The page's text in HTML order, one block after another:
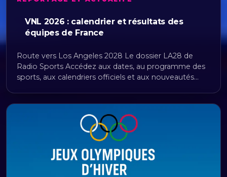
VNL 2026 : calendrier et résultats des
équipes de France
Route vers Los Angeles 2028 Le dossier LA28 de
Radio Sports Accédez aux dates, au programme des
sports, aux calendriers officiels et aux nouveautés…